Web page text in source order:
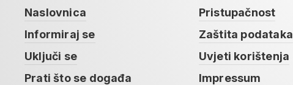
Naslovnica
Informiraj se
Uključi se
Prati što se događa
Pristupačnost
Zaštita podataka
Uvjeti korištenja
Impressum